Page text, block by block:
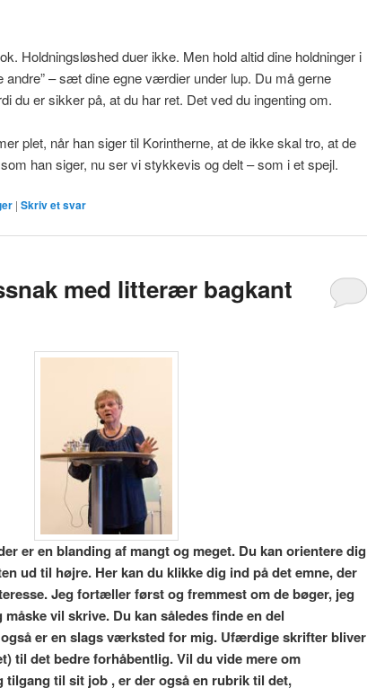
Holdningsløshed duer ikke. Men hold altid dine holdninger i
andre” – sæt dine egne værdier under lup. Du må gerne
du er sikker på, at du har ret. Det ved du ingenting om.
plet, når han siger til Korintherne, at de ikke skal tro, at de
han siger, nu ser vi stykkevis og delt – som i et spejl.
| Skriv et svar
med litterær bagkant
er en blanding af mangt og meget. Du kan orientere dig
ud til højre. Her kan du klikke dig ind på det emne, der
Jeg fortæller først og fremmest om de bøger, jeg
vil skrive. Du kan således finde en del
er en slags værksted for mig. Ufærdige skrifter bliver
til det bedre forhåbentlig. Vil du vide mere om
tilgang til sit job , er der også en rubrik til det,